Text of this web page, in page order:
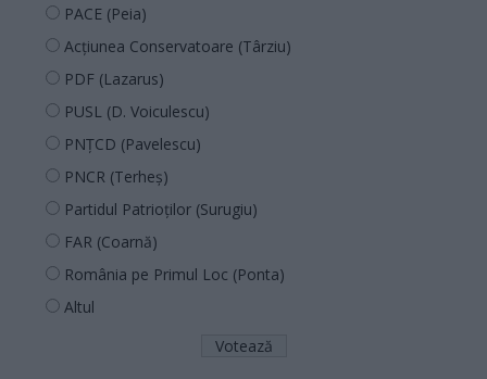
PACE (Peia)
Acțiunea Conservatoare (Târziu)
PDF (Lazarus)
PUSL (D. Voiculescu)
PNȚCD (Pavelescu)
PNCR (Terheș)
Partidul Patrioților (Surugiu)
FAR (Coarnă)
România pe Primul Loc (Ponta)
Altul